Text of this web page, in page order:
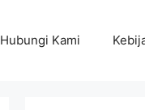
Hubungi Kami